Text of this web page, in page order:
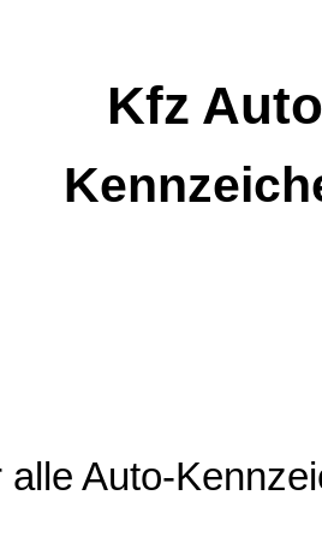
Kfz
alle Auto-